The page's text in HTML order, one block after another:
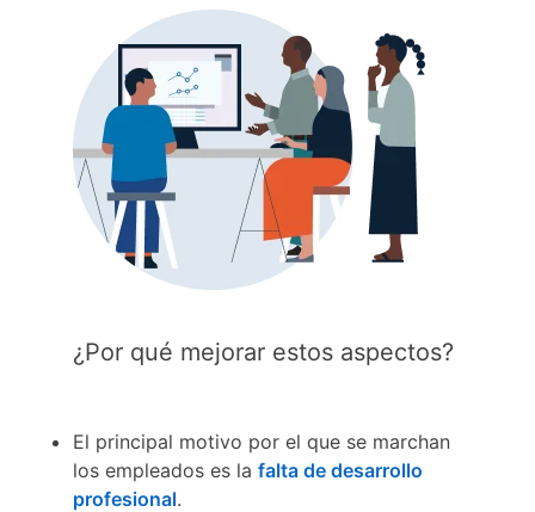
¿Por qué mejorar estos aspectos?
El principal motivo por el que se marchan
los empleados es lafalta de desarrollo
profesional.